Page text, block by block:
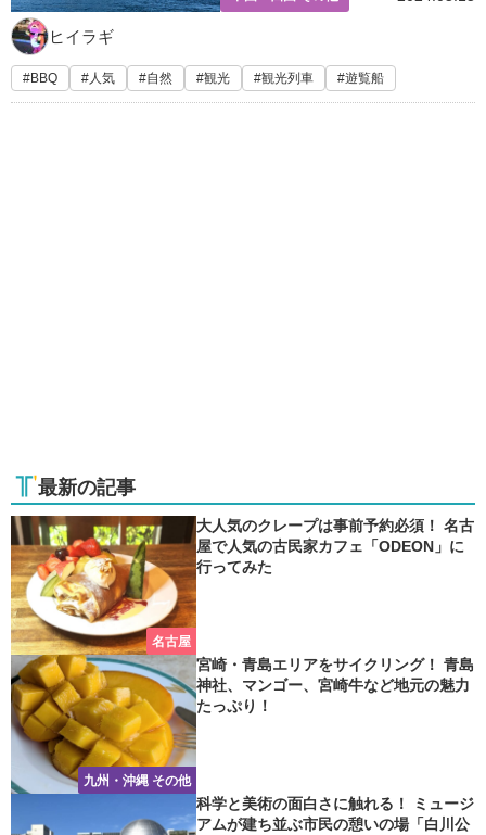
ヒイラギ
BBQ 人気 自然 観光 観光列車 遊覧船
最新の記事
名古屋
大人気のクレープは事前予約必須！ 名古
屋で人気の古民家カフェ「ODEON」に
行ってみた
九州・沖縄 その他
宮崎・青島エリアをサイクリング！ 青島
神社、マンゴー、宮崎牛など地元の魅力
たっぷり！
科学と美術の面白さに触れる！ ミュージ
アムが建ち並ぶ市民の憩いの場「白川公